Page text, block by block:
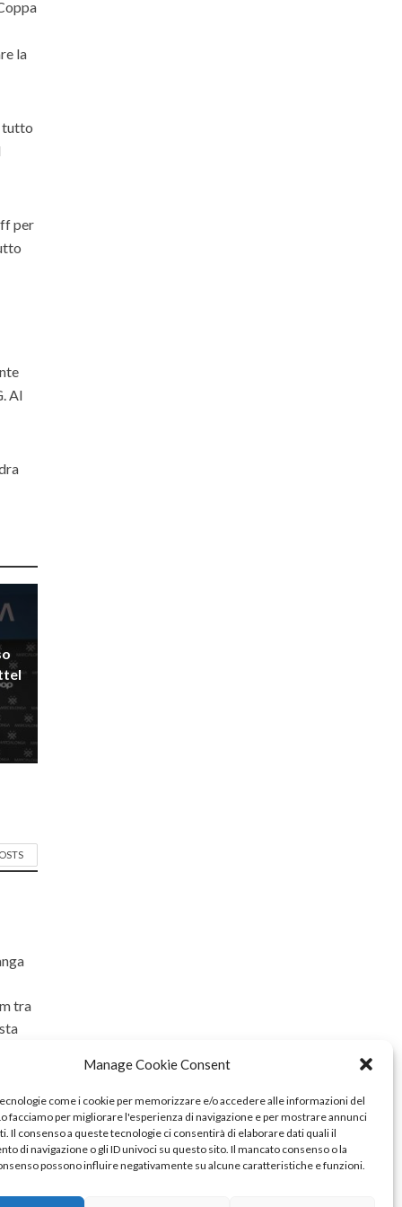
Manage Cookie Consent
come i cookie per memorizzare e/o accedere alle informazioni del
facciamo per migliorare l'esperienza di navigazione e per mostrare annunci
Il consenso a queste tecnologie ci consentirà di elaborare dati quali il
di navigazione o gli ID univoci su questo sito. Il mancato consenso o la
possono influire negativamente su alcune caratteristiche e funzioni.
la
tutto
per
Al
tra